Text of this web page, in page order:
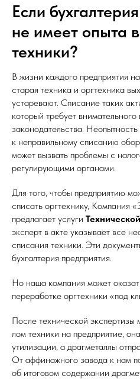
Если
не имеет опыта
техники?
В жизни каждого предприятия
старая техника и оргтехника
устаревают. Списание таких
который требует
законодательства.
к неправильному списанию
может вызвать проблемы с
регулирующими органами.
Для того, чтобы предприятию
списать оргтехнику, Компания
предлагает услуги
эксперт в акте указывает все
списания техники. Эти
бухгалтерия предприятия.
Но наша компания может
переработке оргтехники «под
После технической
лом техники на предприятие,
утилизации, а драгметаллы
От аффинажного завода к нам
об итоговом содержании